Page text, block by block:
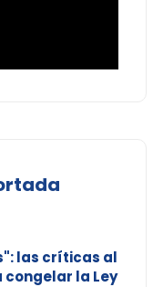
las críticas al
la Ley